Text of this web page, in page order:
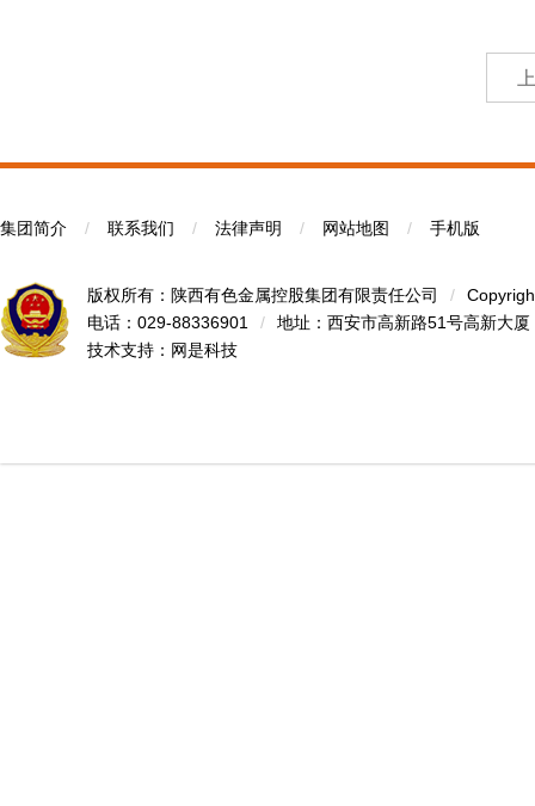
集团简介 / 联系我们 / 法律声明 / 网站地图 / 手机版
版权所有：陕西有色金属控股集团有限责任公司 /
电话：029-88336901
/
地址：西安市高新路51号高新大厦
技术支持： 网是科技